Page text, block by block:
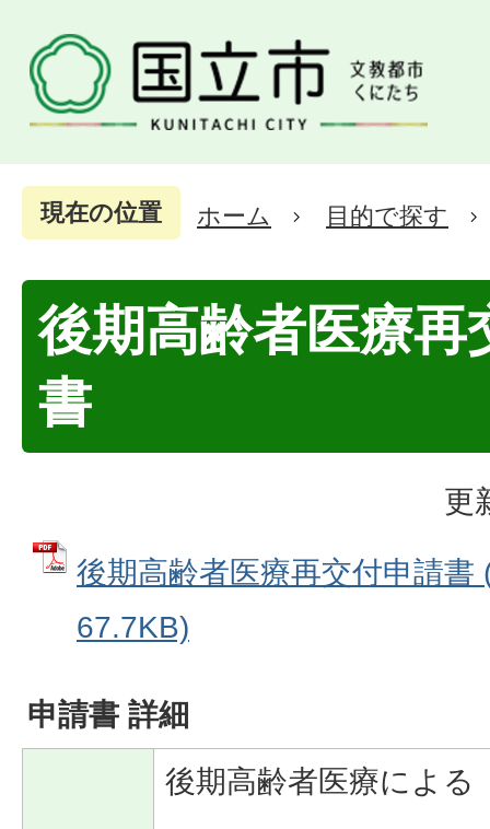
現在の位置 ホーム 目的で探す
後期高齢者医療再
書
更
後期高齢者医療再交付申請書
67.7KB)
申請書 詳細
後期高齢者医療による